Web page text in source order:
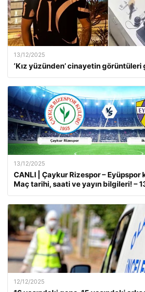
13/12/2025
‘Kız yüzünden’ cinayetin görüntüleri
13/12/2025
CANLI | Çaykur Rizespor – Eyüpspor
Maç tarihi, saati ve yayın bilgileri! –
12/12/2025